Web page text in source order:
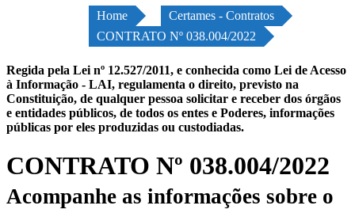
Home
Certames - Contratos
CONTRATO Nº 038.004/2022
Regida pela Lei nº 12.527/2011, e conhecida como Lei de Acesso
à Informação - LAI, regulamenta o direito, previsto na
Constituição, de qualquer pessoa solicitar e receber dos órgãos
e entidades públicos, de todos os entes e Poderes, informações
públicas por eles produzidas ou custodiadas.
CONTRATO Nº 038.004/2022
Acompanhe as informações sobre o